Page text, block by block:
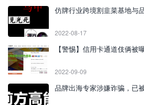
仿牌行业跨境割韭菜基地与
2022-08-17
【警惕】信用卡通道伎俩被
2022-09-09
品牌出海专家涉嫌诈骗，已